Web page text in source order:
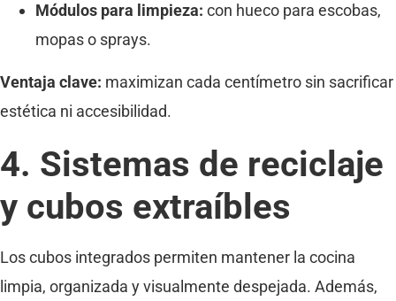
Módulos para limpieza: con hueco para escobas,
mopas o sprays.
Ventaja clave: maximizan cada centímetro sin sacrificar
estética ni accesibilidad.
4. Sistemas de reciclaje
y cubos extraíbles
Los cubos integrados permiten mantener la cocina
limpia, organizada y visualmente despejada. Además,